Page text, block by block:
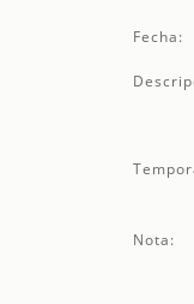
Fecha:
Nota: